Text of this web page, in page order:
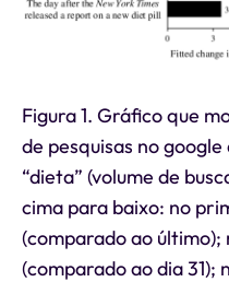
Figura 1. Gráfico que
de pesquisas no
“dieta” (volume de
cima para baixo: no
(comparado ao
(comparado ao dia 31);